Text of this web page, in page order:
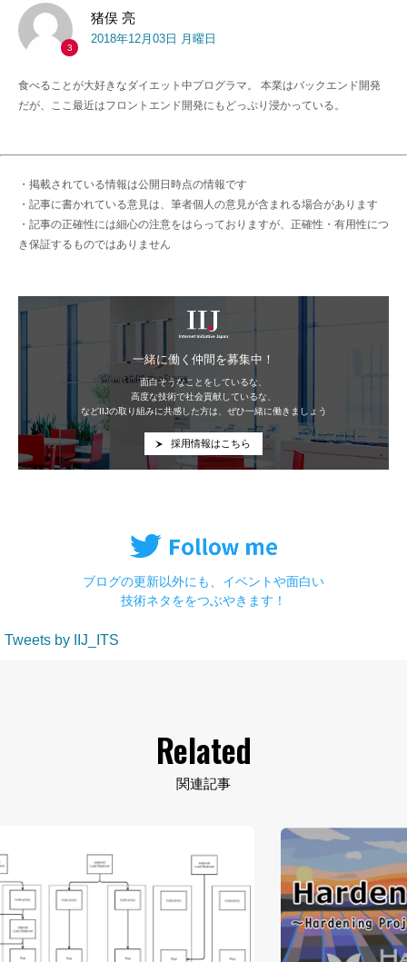
3
猪俣 亮
2018年12月03日 月曜日
食べることが大好きなダイエット中プログラマ。 本業はバックエンド開発
だが、ここ最近はフロントエンド開発にもどっぷり浸かっている。
・掲載されている情報は公開日時点の情報です
・記事に書かれている意見は、筆者個人の意見が含まれる場合があります
・記事の正確性には細心の注意をはらっておりますが、正確性・有用性につ
き保証するものではありません
IIJ
一緒に働く仲間を募集中！
面白そうなことをしているな、
高度な技術で社会貢献しているな、
などIIJの取り組みに共感した方は、ぜひ一緒に働きましょう
採用情報はこちら
ブログの更新以外にも、イベントや面白い
技術ネタををつぶやきます！
Tweets by IIJ_ITS
Related
関連記事